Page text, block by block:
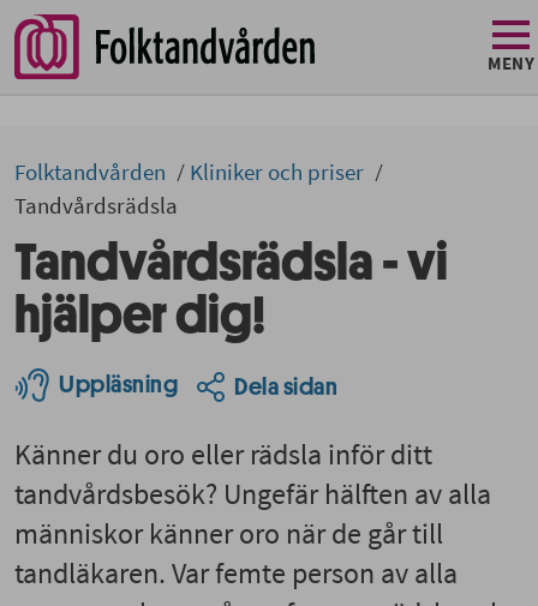
MENY
Folktandvården
Kliniker och priser
Tandvårdsrädsla
Tandvårdsrädsla - vi
hjälper dig!
Uppläsning Dela sidan
Känner du oro eller rädsla inför ditt
tandvårdsbesök? Ungefär hälften av alla
människor känner oro när de går till
tandläkaren. Var femte person av alla